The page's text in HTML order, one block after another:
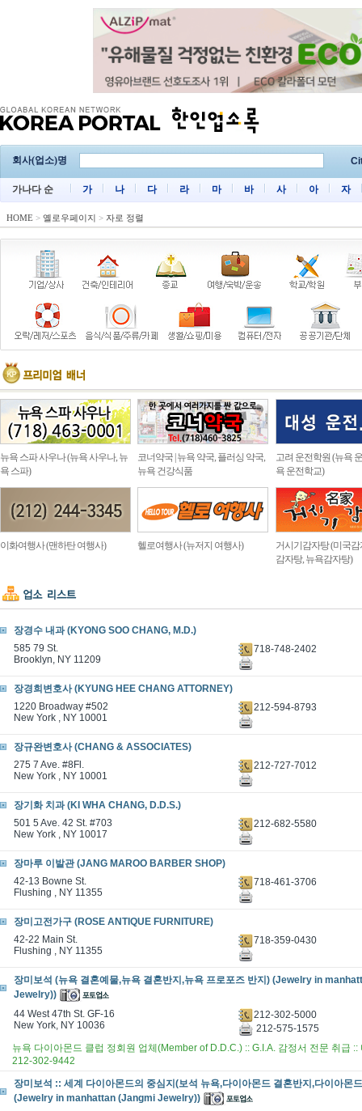
회사(업소)명
가나다 순 가 나 다 라 마 바 사 아 자
HOME > 옐로우페이지 > 자로 정렬
뉴욕 스파 사우나 (뉴욕 사우나, 뉴
욕 스파)
코너약국 | 뉴욕 약국, 플러싱 약국,
뉴욕 건강식품
고려 운전학원 (뉴욕
욕 운전학교)
이화여행사 (맨하탄 여행사) 헬로여행사 (뉴저지 여행사)
거시기감자탕 (미국감
감자탕, 뉴욕감자탕)
장경수 내과 (KYONG SOO CHANG, M.D.)
585 79 St.
Brooklyn, NY 11209
718-748-2402
장경희변호사 (KYUNG HEE CHANG ATTORNEY)
1220 Broadway #502
New York , NY 10001
212-594-8793
장규완변호사 (CHANG & ASSOCIATES)
275 7 Ave. #8Fl.
New York , NY 10001
212-727-7012
장기화 치과 (KI WHA CHANG, D.D.S.)
501 5 Ave. 42 St. #703
New York , NY 10017
212-682-5580
장마루 이발관 (JANG MAROO BARBER SHOP)
42-13 Bowne St.
Flushing , NY 11355
718-461-3706
장미고전가구 (ROSE ANTIQUE FURNITURE)
42-22 Main St.
Flushing , NY 11355
718-359-0430
장미보석 (뉴욕 결혼예물,뉴욕 결혼반지,뉴욕 프로포즈 반지) (Jewelry in
Jewelry))
44 West 47th St. GF-16
New York, NY 10036
212-302-5000
212-575-1575
뉴욕 다이아몬드 클럽 정회원 업체(Member of D.D.C.) :: G.I.A. 감정서 전문 취급
212-302-9442
장미보석 :: 세계 다이아몬드의 중심지(보석 뉴욕,다이아몬드 결혼반지,다이아몬
(Jewelry in manhattan (Jangmi Jewelry))